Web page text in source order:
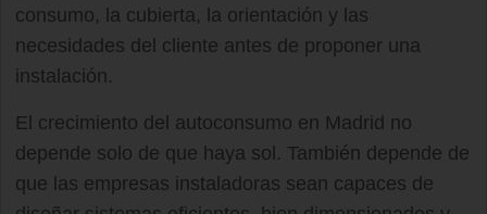
consumo, la cubierta, la orientación y las
necesidades del cliente antes de proponer una
instalación.
El crecimiento del autoconsumo en Madrid no
depende solo de que haya sol. También depende de
que las empresas instaladoras sean capaces de